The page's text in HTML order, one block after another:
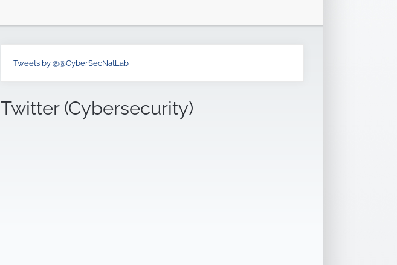
Tweets by @@CyberSecNatLab
Twitter (Cybersecurity)